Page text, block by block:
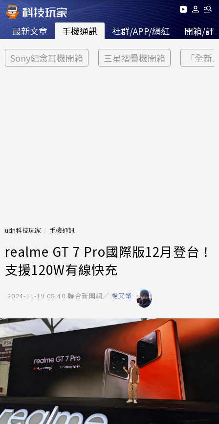
最新文章 手機通訊 社群/APP/網紅 開箱/評
Sony紀念耳機開箱 三星摺疊機開箱 「全新
udn科技玩家 手機通訊
realme GT 7 Pro國際版12月登台！
支援120W有線快充
2024-11-19 08:40 聯合新聞網／ 楊又肇